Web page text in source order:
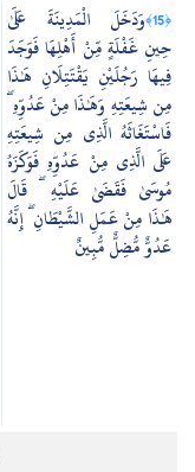
﴿15﴾
وَدَخَلَ الْمَدِينَةَ عَلَىٰ
حِينِ غَفْلَةٍ مِّنْ أَهْلِهَا فَوَجَدَ
فِيهَا رَجُلَيْنِ يَقْتَتِلَانِ هَٰذَا
مِن شِيعَتِهِ وَهَٰذَا مِنْ عَدُوِّهِ ۖ
فَاسْتَغَاثَهُ الَّذِي مِن شِيعَتِهِ
عَلَى الَّذِي مِنْ عَدُوِّهِ فَوَكَزَهُ
مُوسَىٰ فَقَضَىٰ عَلَيْهِ ۖ قَالَ
هَٰذَا مِنْ عَمَلِ الشَّيْطَانِ ۖ إِنَّهُ
عَدُوٌّ مُّضِلٌّ مُّبِينٌ